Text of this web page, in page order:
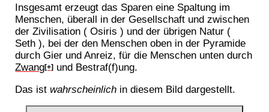
Insgesamt erzeugt das Sparen eine Spaltung im
Menschen, überall in der Gesellschaft und zwischen
der Zivilisation ( Osiris ) und der übrigen Natur (
Seth ), bei der den Menschen oben in der Pyramide
durch Gier und Anreiz, für die Menschen unten durch
Zwang[+] und Bestraf(f)ung.
Das istwahrscheinlich in diesem Bild dargestellt.